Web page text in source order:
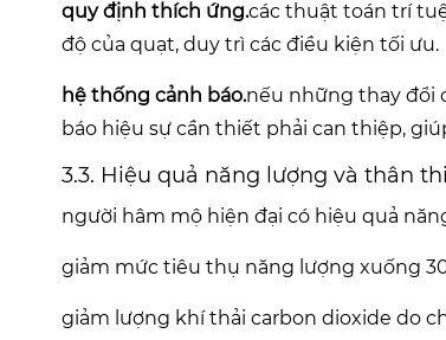
quy định thích ứng.các thuật toán trí
độ của quạt, duy trì các điều kiện tối ưu.
hệ thống cảnh báo.nếu những thay đổi
báo hiệu sự cần thiết phải can thiệp,
3.3. Hiệu quả năng lượng và thân
người hâm mộ hiện đại có hiệu quả
giảm mức tiêu thụ năng lượng xuống
giảm lượng khí thải carbon dioxide do